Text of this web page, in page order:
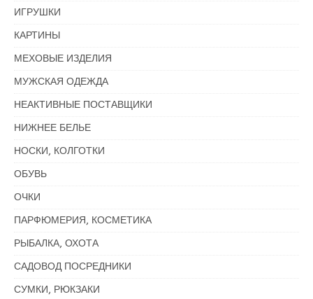
ИГРУШКИ
КАРТИНЫ
МЕХОВЫЕ ИЗДЕЛИЯ
МУЖСКАЯ ОДЕЖДА
НЕАКТИВНЫЕ ПОСТАВЩИКИ
НИЖНЕЕ БЕЛЬЕ
НОСКИ, КОЛГОТКИ
ОБУВЬ
ОЧКИ
ПАРФЮМЕРИЯ, КОСМЕТИКА
РЫБАЛКА, ОХОТА
САДОВОД ПОСРЕДНИКИ
СУМКИ, РЮКЗАКИ